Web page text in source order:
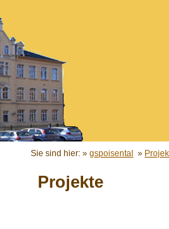
Sie sind hier: » gspoisental »
Projekte